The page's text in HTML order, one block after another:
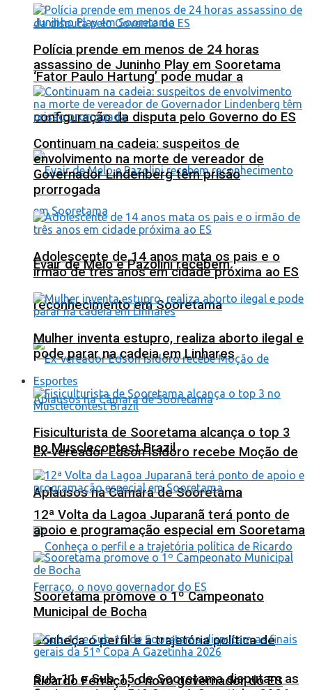
‘Fator Paulo Hartung’ pode mudar a
configuração da disputa pelo Governo do ES
Evair de Melo e Pazolini recebem
reconhecimento em Sooretama
Ex-vereador Edson Isidoro recebe Moção de
Aplausos na Câmara de Sooretama
Conheça o perfil e a trajetória política de
Ricardo Ferraço, o novo governador do ES
Polícia prende em menos de 24 horas
assassino de Juninho Play em Sooretama
Continuam na cadeia: suspeitos de
envolvimento na morte de vereador de
Governador Lindenberg têm prisão
prorrogada
Adolescente de 14 anos mata os pais e o
irmão de três anos em cidade próxima ao ES
Mulher inventa estupro, realiza aborto ilegal e
pode parar na cadeia em Linhares
Esportes
Fisiculturista de Sooretama alcança o top 3
no Musclecontest Brazil
12ª Volta da Lagoa Juparanã terá ponto de
apoio e programação especial em Sooretama
Sooretama promove o 1º Campeonato
Municipal de Bocha
Sub-11 e Sub-15 de Sooretama disputam as